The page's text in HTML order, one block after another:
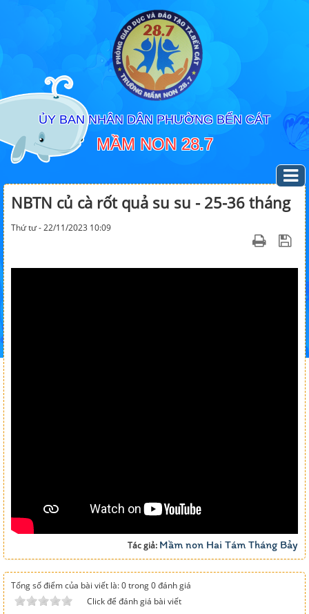
ỦY BAN NHÂN DÂN PHƯỜNG BẾN CÁT
MẦM NON 28.7
NBTN củ cà rốt quả su su - 25-36 tháng
Thứ tư - 22/11/2023 10:09
Tác giả: Mầm non Hai Tám Tháng Bảy
Tổng số điểm của bài viết là: 0 trong 0 đánh giá
Click để đánh giá bài viết